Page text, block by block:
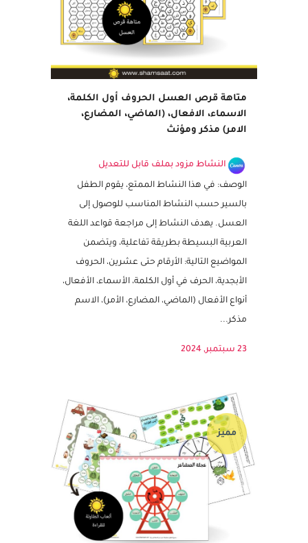
الاسماء، الافعال، (الماضي، المضارع،
الامر) مذكر ومؤنث
النشاط مزود بملف قابل للتعديل
الوصف: في هذا النشاط الممتع، يقوم الطفل
بالسير حسب النشاط المناسب للوصول إلى
العسل. يهدف النشاط إلى مراجعة قواعد اللغة
العربية البسيطة بطريقة تفاعلية، ويتضمن
المواضيع التالية: الأرقام حتى عشرين، الحروف
الأبجدية، الحرف في أول الكلمة، الأسماء، الأفعال،
أنواع الأفعال (الماضي، المضارع، الأمر)، الاسم
مميز